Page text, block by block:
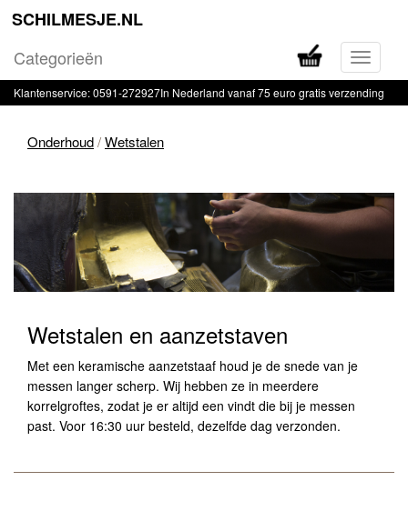
SCHILMESJE.NL
in-
of
Categorieën
Klantenservice: 0591-272927In Nederland vanaf 75 euro gratis verzending
Onderhoud/Wetstalen
Wetstalen
Wetstalen en aanzetstaven
Met een keramische aanzetstaaf houd je de snede van je
messen langer scherp. Wij hebben ze in meerdere
korrelgroftes, zodat je er altijd een vindt die bij je messen
past. Voor 16:30 uur besteld, dezelfde dag verzonden.